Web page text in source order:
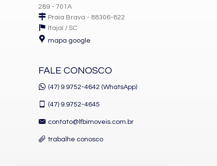
289 - 701A
Praia Brava - 88306-822
Itajaí / SC
mapa google
FALE CONOSCO
(47) 9.9752-4642 (WhatsApp)
(47) 9.9752-4645
contato@lfbimoveis.com.br
trabalhe conosco